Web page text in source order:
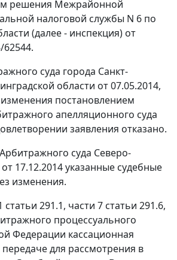
решения Межрайонной
налоговой службы N 6 по
(далее - инспекция) от
62544.
суда города Санкт-
области от 07.05.2014,
постановлением
апелляционного суда
заявления отказано.
Арбитражного суда Северо-
17.12.2014 указанные судебные
изменения.
статьи 291.1, части 7 статьи 291.6,
процессуального
Федерации кассационная
для рассмотрения в